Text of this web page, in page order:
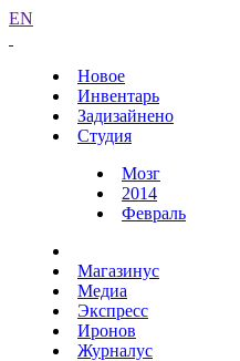
EN
Новое
Инвентарь
Задизайнено
Студия
Мозг
2014
Февраль
Магазинус
Медиа
Экспресс
Иронов
Журналус